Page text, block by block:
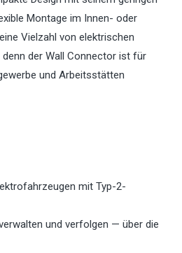
Montage im Innen- oder
Vielzahl von elektrischen
der Wall Connector ist für
und Arbeitsstätten
mit Typ-2-
und verfolgen — über die